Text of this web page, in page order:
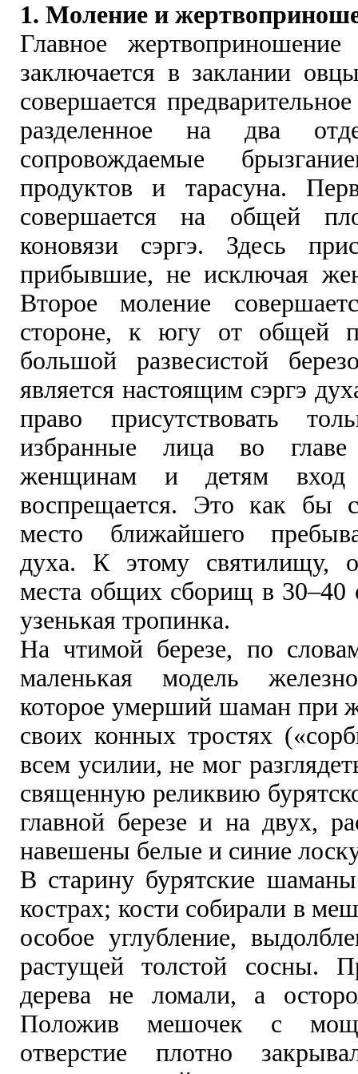
1. Моление и
Главное
заключается в заклании
совершается
разделенное на два
сопровождаемые
продуктов и тарасуна.
совершается на общей
коновязи сэргэ. Здесь
прибывшие, не исключая
Второе моление
стороне, к югу от общей
большой развесистой
является настоящим сэргэ
право присутствовать
избранные лица во
женщинам и детям вход
воспрещается. Это как бы
место ближайшего
духа. К этому святилищу,
места общих сборищ в 30–40
узенькая тропинка.
На чтимой березе, по
маленькая модель
которое умерший шаман при
своих конных тростях
всем усилии, не мог
священную реликвию
главной березе и на двух,
навешены белые и синие
В старину бурятские
кострах; кости собирали в
особое углубление,
растущей толстой сосны.
дерева не ломали, а
Положив мешочек с
отверстие плотно